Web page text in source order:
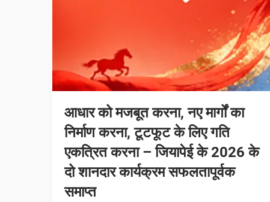
आधार को मजबूत करना, नए मार्गों का
निर्माण करना, टूटफूट के लिए गति
एकत्रित करना – जियापेई के 2026 के
दो शानदार कार्यक्रम सफलतापूर्वक
समाप्त